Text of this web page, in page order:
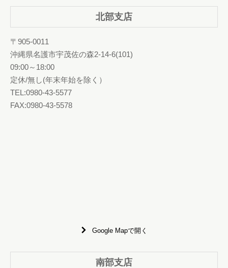
北部支店
〒905-0011
沖縄県名護市宇茂佐の森2-14-6(101)
09:00～18:00
定休/無し(年末年始を除く）
TEL:0980-43-5577
FAX:0980-43-5578
Google Mapで開く
南部支店